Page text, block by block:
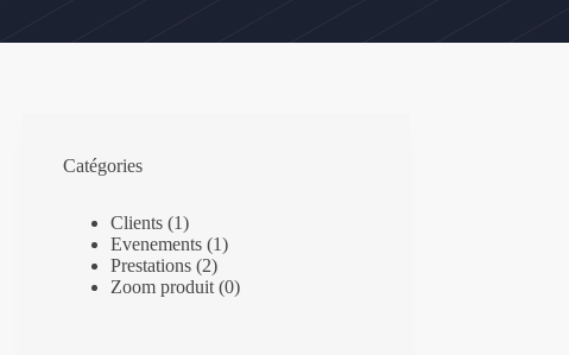
Catégories
Clients (1)
Evenements (1)
Prestations (2)
Zoom produit (0)